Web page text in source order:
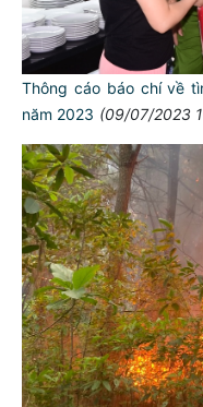
Thông cáo báo chí về
năm 2023 (09/07/2023